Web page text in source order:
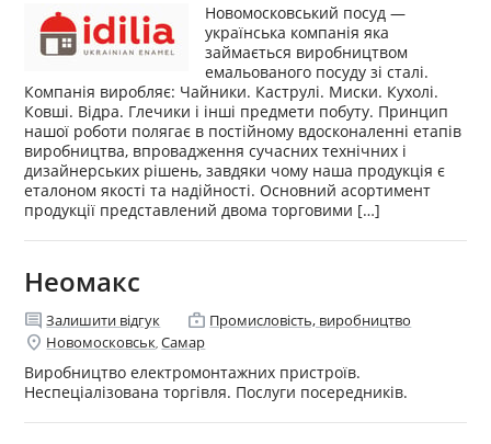
Новомосковський посуд —
українська компанія яка
займається виробництвом
емальованого посуду зі сталі.
Компанія виробляє: Чайники. Каструлі. Миски. Кухолі.
Ковші. Відра. Глечики і інші предмети побуту. Принцип
нашої роботи полягає в постійному вдосконаленні етапів
виробництва, впровадження сучасних технічних і
дизайнерських рішень, завдяки чому наша продукція є
еталоном якості та надійності. Основний асортимент
продукції представлений двома торговими […]
Неомакс
comment Залишити відгук enterprise Промисловість, виробництво
location_on Новомосковськ,Самар
Виробництво електромонтажних пристроїв.
Неспеціалізована торгівля. Послуги посередників.